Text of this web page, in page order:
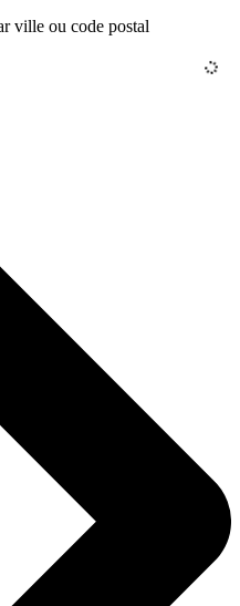
ville ou code postal